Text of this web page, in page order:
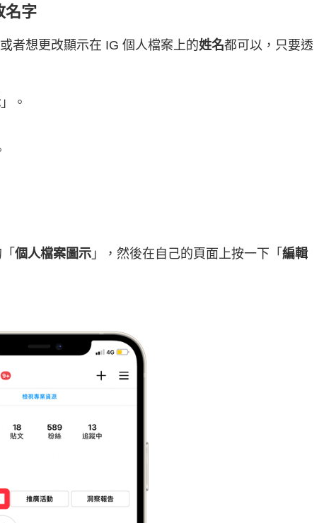
名字
或者想更改顯示在 IG 個人檔案上的姓名都可以，只要透
」。
個人檔案圖示 」，然後在自己的頁面上按一下「 編輯